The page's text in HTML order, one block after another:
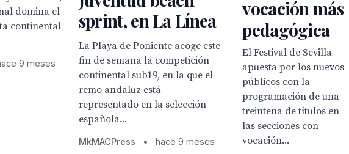
domina el
continental
9 meses
sprint, en La Línea
La Playa de Poniente acoge este
fin de semana la competición
continental sub19, en la que el
remo andaluz está
representado en la selección
española...
MkMACPress • hace 9 meses
vocación más
pedagógica
El Festival de Sevilla
apuesta por los nuevos
públicos con la
programación de una
treintena de títulos en
las secciones con
vocación...